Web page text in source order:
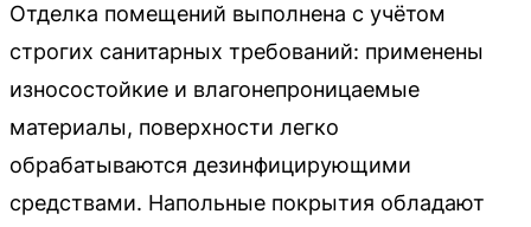
Отделка помещений выполнена с учётом
строгих санитарных требований: применены
износостойкие и влагонепроницаемые
материалы, поверхности легко
обрабатываются дезинфицирующими
средствами. Напольные покрытия обладают